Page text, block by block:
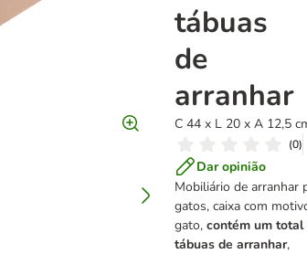
tábuas
de
arranhar
C 44 x L 20 x A 12,5
(0)
Dar opinião
Mobiliário de arranhar
gatos, caixa com
gato, contém um total
tábuas de arranhar,